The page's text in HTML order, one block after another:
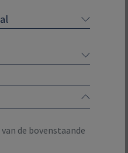
effecten door hoger risico op
voorgesteld
De website
ICBE's die op onze
ervan
de bovenstaande